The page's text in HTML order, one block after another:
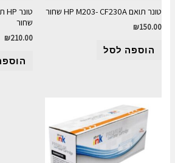
טונר תואם HP M203- CF230A שחור
₪150.00
הוספה לסל
שחור
₪210.00